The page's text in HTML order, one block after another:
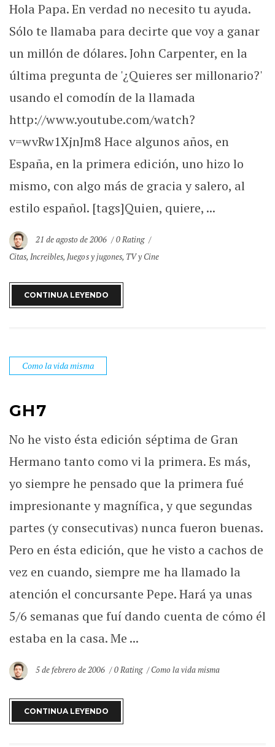
Hola Papa. En verdad no necesito tu ayuda.
Sólo te llamaba para decirte que voy a ganar
un millón de dólares. John Carpenter, en la
última pregunta de '¿Quieres ser millonario?'
usando el comodín de la llamada
http://www.youtube.com/watch?
v=wvRw1XjnJm8 Hace algunos años, en
España, en la primera edición, uno hizo lo
mismo, con algo más de gracia y salero, al
estilo español. [tags]Quien, quiere, ...
21 de agosto de 2006
0 Rating
Citas,Increibles,Juegos y jugones, TV y Cine
CONTINUA LEYENDO
Como la vida misma
GH7
No he visto ésta edición séptima de Gran
Hermano tanto como vi la primera. Es más,
yo siempre he pensado que la primera fué
impresionante y magnífica, y que segundas
partes (y consecutivas) nunca fueron buenas.
Pero en ésta edición, que he visto a cachos de
vez en cuando, siempre me ha llamado la
atención el concursante Pepe. Hará ya unas
5/6 semanas que fuí dando cuenta de cómo él
estaba en la casa. Me ...
5 de febrero de 2006 0 Rating Como la vida misma
CONTINUA LEYENDO